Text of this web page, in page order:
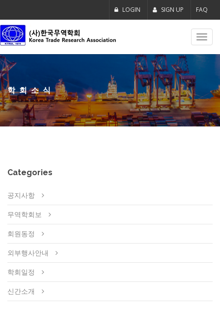
LOGIN SIGN UP FAQ
학회소식
Categories
공지사항
무역학회보
회원동정
외부행사안내
학회일정
신간소개